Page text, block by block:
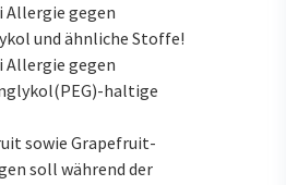
Allergie gegen
und ähnliche Stoffe!
Allergie gegen
haltige
sowie Grapefruit-
soll während der